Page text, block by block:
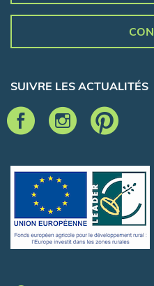
SUIVRE LES ACTUALITÉS